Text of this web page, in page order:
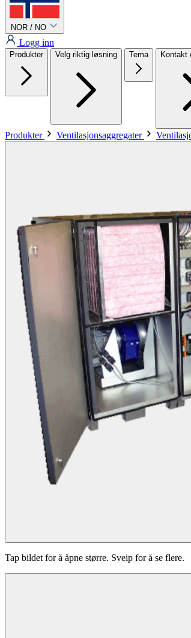
NOR / NO
Logg inn
Produkter Velg riktig løsning Tema Kontakt
Produkter Ventilasjonsaggregater
Tap bildet for å åpne større. Sveip for å se flere.